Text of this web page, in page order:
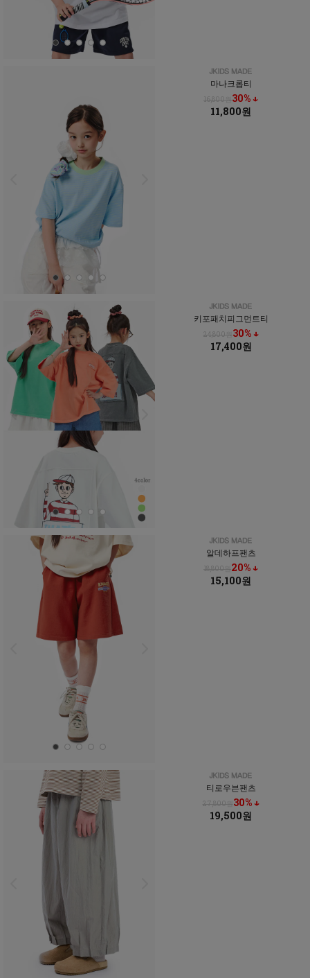
마나크롭티
16,800원30% ↓
11,800원
키포패치피그먼트티
24,800원30% ↓
17,400원
알데하프팬츠
18,800원20% ↓
15,100원
티로우븐팬츠
27,800원30% ↓
19,500원